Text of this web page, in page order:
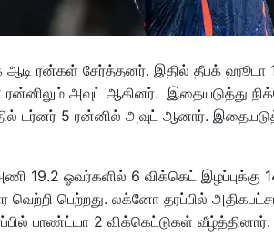
ஆடி ரன்கள் சேர்த்தனர். இதில் தீபக்
ரன்னிலும் அவுட் ஆகினர். இதையடுத்து
டர்னர் 5 ரன்னில் அவுட் ஆனார்.
19.2 ஓவர்களில் 6 விக்கெட் இழப்புக்கு
வெற்றி பெற்றது. லக்னோ தரப்பில்
பாண்ட்யா 2 விக்கெட்டுகள் வீழ்த்தினார்.